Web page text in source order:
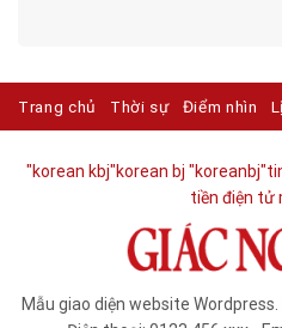
Trang chủ Thời sự Điểm nhìn
"korean kbj​"korean bj "koreanbj​
tiền điện tử
Mẫu giao diện website